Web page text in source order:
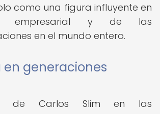
como una figura influyente en
empresarial y de las
en el mundo entero.
generaciones
de Carlos Slim en las